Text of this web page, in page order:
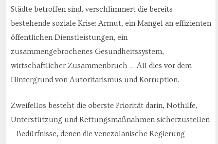
Städte betroffen sind, verschlimmert die bereits
bestehende soziale Krise: Armut, ein Mangel an effizienten
öffentlichen Dienstleistungen, ein
zusammengebrochenes Gesundheitssystem,
wirtschaftlicher Zusammenbruch … All dies vor dem
Hintergrund von Autoritarismus und Korruption.
Zweifellos besteht die oberste Priorität darin, Nothilfe,
Unterstützung und Rettungsmaßnahmen sicherzustellen
– Bedürfnisse, denen die venezolanische Regierung